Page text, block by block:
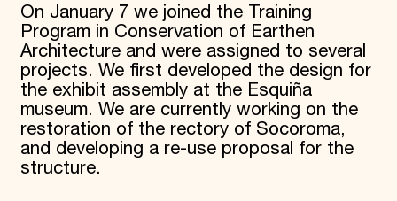
On January 7 we joined the Training
Program in Conservation of Earthen
Architecture and were assigned to several
projects. We first developed the design for
the exhibit assembly at the Esquiña
museum. We are currently working on the
restoration of the rectory of Socoroma,
and developing a re-use proposal for the
structure.